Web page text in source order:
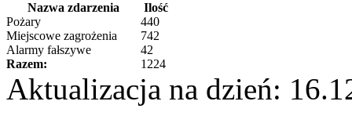
Nazwa zdarzenia
Ilość
Pożary
440
Miejscowe zagrożenia
742
Alarmy fałszywe
42
Razem:
1224
Aktualizacja na dzień: